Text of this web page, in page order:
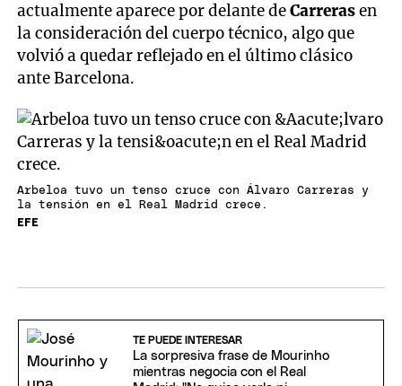
actualmente aparece por delante deCarrerasen
la consideración del cuerpo técnico, algo que
volvió a quedar reflejado en el último clásico
ante Barcelona.
Arbeloa tuvo un tenso cruce con Álvaro Carreras y
la tensión en el Real Madrid crece.
EFE
TE PUEDE INTERESAR
La sorpresiva frase de Mourinho
mientras negocia con el Real